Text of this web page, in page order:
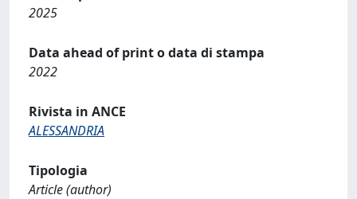
2025
Data ahead of print o data di stampa
2022
Rivista in ANCE
ALESSANDRIA
Tipologia
Article (author)